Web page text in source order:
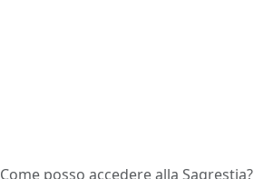
Come posso accedere alla Sagrestia?